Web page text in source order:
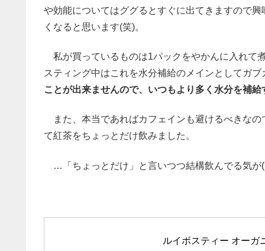
や効能についてはググるとすぐに出てきますので
くなると思います(笑)。
私が買っているものは1パックをやかんに入れて
スティング中はこれを水分補給のメインとしてガ
ことが出来ませんので、いつもより多く水分を補
また、本当であればカフェインも避けるべきな
て紅茶をちょっとだけ飲みました。
…「ちょっとだけ」と言いつつ結構飲んでる気が
ルイボスティー オーガ